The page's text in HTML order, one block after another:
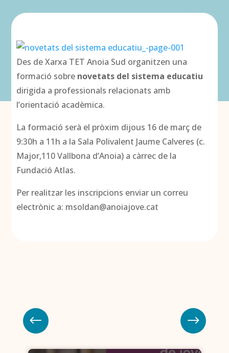
Des de Xarxa TET Anoia Sud organitzen una
formació sobre novetats del sistema educatiu
dirigida a professionals relacionats amb
l’orientació acadèmica.
La formació serà el pròxim dijous 16 de març de
9:30h a 11h a la Sala Polivalent Jaume Calveres (c.
Major,110 Vallbona d’Anoia) a càrrec de la
Fundació Atlas.
Per realitzar les inscripcions enviar un correu
electrònic a: msoldan@anoiajove.cat